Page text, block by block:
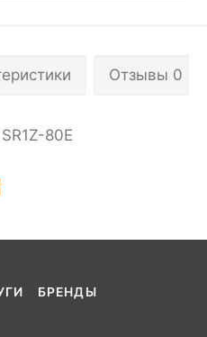
Отзывы 0
80Е
БРЕНДЫ